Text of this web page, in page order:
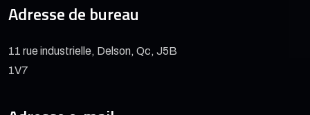
Adresse de bureau
11 rue industrielle, Delson, Qc, J5B
1V7